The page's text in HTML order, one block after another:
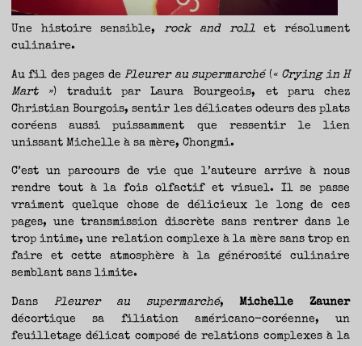
COMMENCE
ICI.
Une histoire sensible,rock and roll et résolument
culinaire.
Au fil des pages dePleurer au supermarché(« Crying in H
Mart ») traduit par Laura Bourgeois, et paru chez
Christian Bourgois, sentir les délicates odeurs des plats
coréens aussi puissamment que ressentir le lien
unissant Michelle à sa mère, Chongmi.
C’est un parcours de vie que l’auteure arrive à nous
rendre tout à la fois olfactif et visuel. Il se passe
vraiment quelque chose de délicieux le long de ces
pages, une transmission discrète sans rentrer dans le
trop intime, une relation complexe à la mère sans trop en
faire et cette atmosphère à la générosité culinaire
semblant sans limite.
DansPleurer au supermarché,Michelle Zauner
décortique sa filiation américano-coréenne, un
feuilletage délicat composé de relations complexes à la